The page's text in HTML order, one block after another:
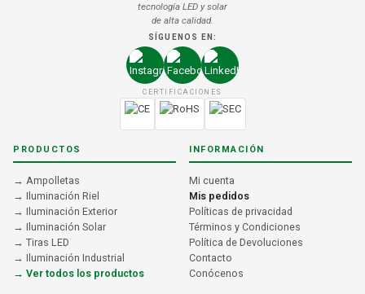
tecnología LED y solar
de alta calidad.
SÍGUENOS EN:
CERTIFICACIONES
PRODUCTOS
→ Ampolletas
→ Iluminación Riel
→ Iluminación Exterior
→ Iluminación Solar
→ Tiras LED
→ Iluminación Industrial
→ Ver todos los productos
INFORMACIÓN
Mi cuenta
Mis pedidos
Políticas de privacidad
Términos y Condiciones
Política de Devoluciones
Contacto
Conócenos